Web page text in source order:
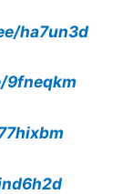
ha7un3d
9fneqkm